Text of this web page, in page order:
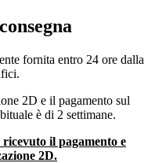
fornita entro 24 ore dalla
2D e il pagamento sul
è di 2 settimane.
il pagamento e
2D.